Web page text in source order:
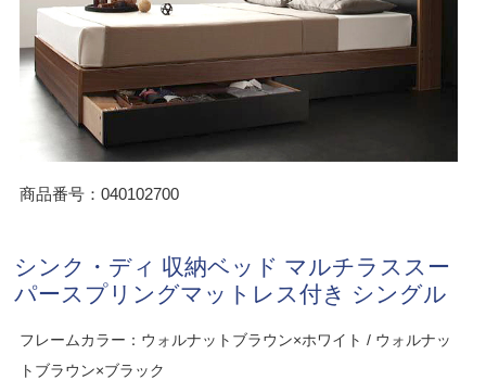
商品番号：040102700
シンク・ディ 収納ベッド マルチラススー
パースプリングマットレス付き シングル
フレームカラー：ウォルナットブラウン×ホワイト / ウォルナッ
トブラウン×ブラック